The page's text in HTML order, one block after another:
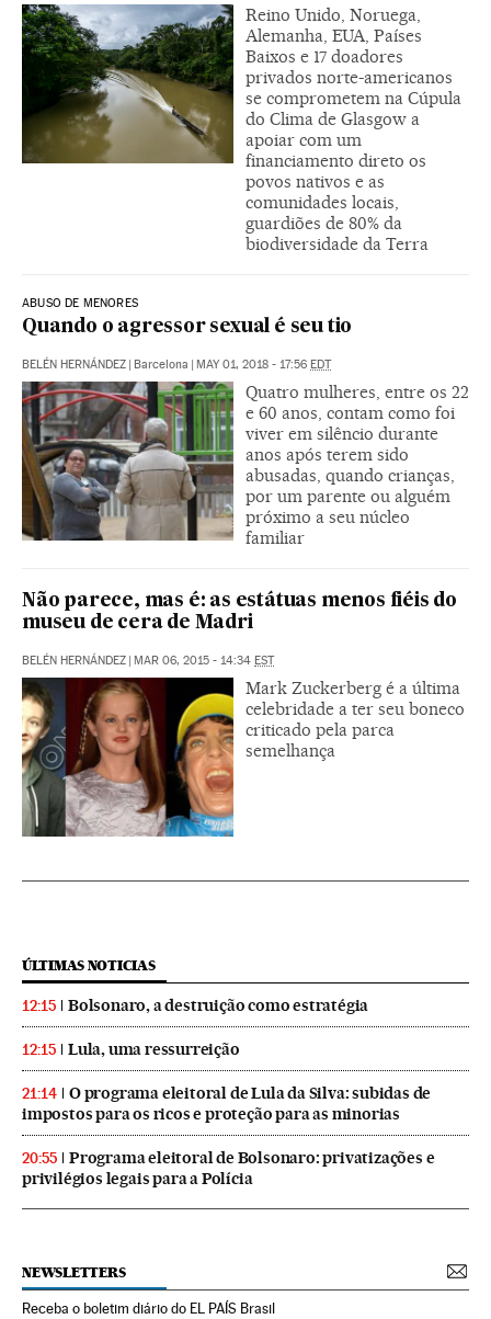
Reino Unido, Noruega,
Alemanha, EUA, Países
Baixos e 17 doadores
privados norte-americanos
se comprometem na Cúpula
do Clima de Glasgow a
apoiar com um
financiamento direto os
povos nativos e as
comunidades locais,
guardiões de 80% da
biodiversidade da Terra
ABUSO DE MENORES
Quando o agressor sexual é seu tio
BELÉN HERNÁNDEZ Barcelona MAY 01, 2018 - 17:56 EDT
Quatro mulheres, entre os 22
e 60 anos, contam como foi
viver em silêncio durante
anos após terem sido
abusadas, quando crianças,
por um parente ou alguém
próximo a seu núcleo
familiar
Não parece, mas é: as estátuas menos fiéis do
museu de cera de Madri
BELÉN HERNÁNDEZ MAR 06, 2015 - 14:34 EST
Mark Zuckerberg é a última
celebridade a ter seu boneco
criticado pela parca
semelhança
ÚLTIMAS NOTICIAS
12:15 Bolsonaro, a destruição como estratégia
12:15 Lula, uma ressurreição
21:14
O programa eleitoral de Lula da Silva: subidas de
impostos para os ricos e proteção para as minorias
20:55
Programa eleitoral de Bolsonaro: privatizações e
privilégios legais para a Polícia
NEWSLETTERS
Receba o boletim diário do EL PAÍS Brasil